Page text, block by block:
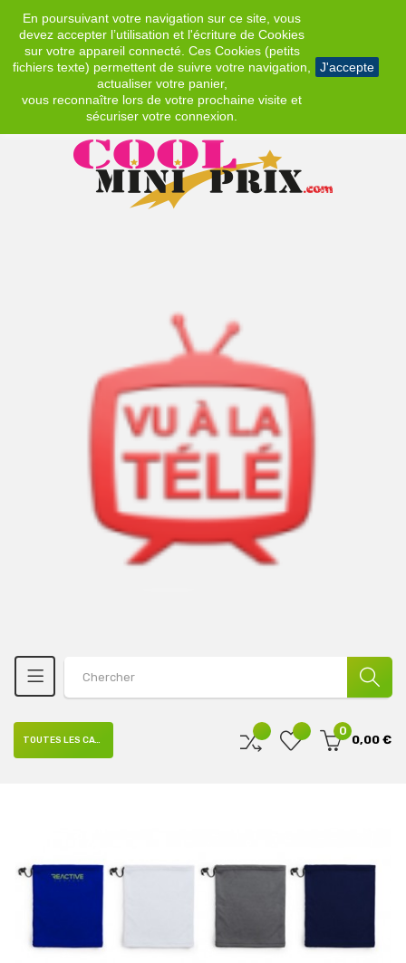
En poursuivant votre navigation sur ce site, vous
devez accepter l’utilisation et l'écriture de Cookies
sur votre appareil connecté. Ces Cookies (petits
fichiers texte) permettent de suivre votre navigation,
actualiser votre panier,
vous reconnaître lors de votre prochaine visite et
sécuriser votre connexion.
J'accepte
EUR
0
0,00 €
TOUTES LES CATÉGORIES